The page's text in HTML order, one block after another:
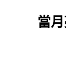
當